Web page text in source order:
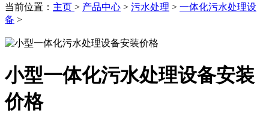
当前位置： 主页 > 产品中心 > 污水处理 > 一体化污水处理设
备 >
小型一体化污水处理设备安装
价格